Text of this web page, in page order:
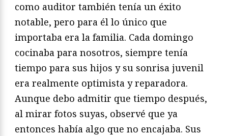
como auditor también tenía un éxito
notable, pero para él lo único que
importaba era la familia. Cada domingo
cocinaba para nosotros, siempre tenía
tiempo para sus hijos y su sonrisa juvenil
era realmente optimista y reparadora.
Aunque debo admitir que tiempo después,
al mirar fotos suyas, observé que ya
entonces había algo que no encajaba. Sus